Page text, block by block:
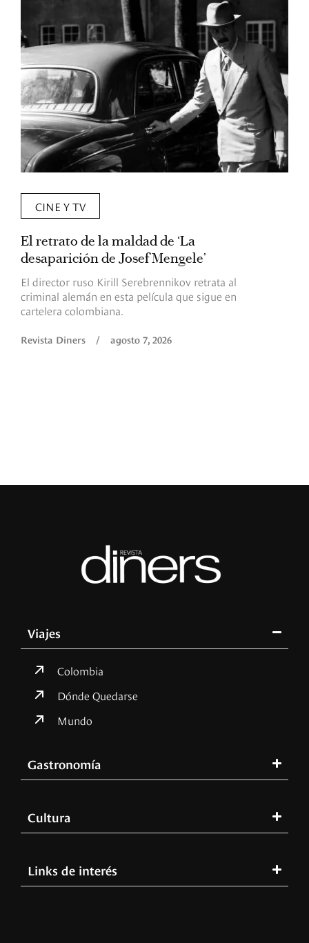
CINE Y TV
El retrato de la maldad de ‘La
desaparición de Josef Mengele’
El director ruso Kirill Serebrennikov retrata al
criminal alemán en esta película que sigue en
cartelera colombiana.
Revista Diners / agosto 7, 2026
Viajes
Colombia
Dónde Quedarse
Mundo
Gastronomía
Cultura
Links de interés